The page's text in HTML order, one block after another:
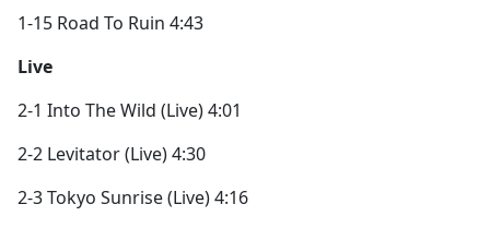
1-15 Road To Ruin 4:43
Live
2-1 Into The Wild (Live) 4:01
2-2 Levitator (Live) 4:30
2-3 Tokyo Sunrise (Live) 4:16